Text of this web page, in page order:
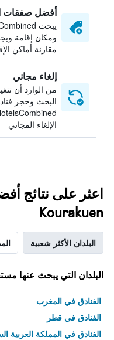
أفضل صفقات
ومكان إقامة
مقارنة أماكن
إلغاء مجاني
من الوارد أن
البحث وحجز
الإلغاء المجاني
Kourakuen
البلدان الأكثر شعبية
البلدان التي يبحث عنها
الفنادق في المغرب
الفنادق في قطر
الفنادق في المملكة العربية